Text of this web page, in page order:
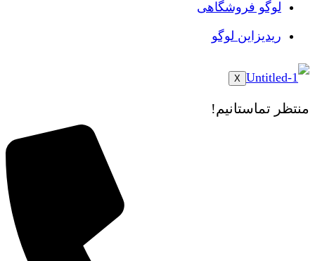
لوگو فروشگاهی
ریدیزاین لوگو
X
منتظر تماستانیم!